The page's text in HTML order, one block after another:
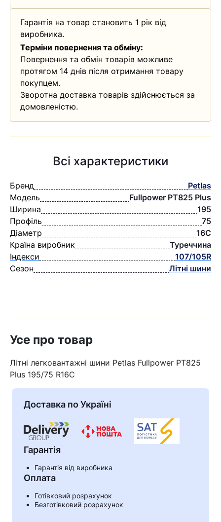
Кошик
У кошику немає товарів.
Гарантія на товар становить 1 рік від
виробника.
Терміни повернення та обміну:
Повернення та обмін товарів можливе
протягом 14 днів після отримання товару
покупцем.
Зворотна доставка товарів здійснюється за
домовленістю.
Всі характеристики
Бренд
Petlas
Модель
Fullpower PT825 Plus
Ширина
195
Профіль
75
Діаметр
16C
Країна виробник
Туреччина
Індекси
107/105R
Сезон
Літні шини
Усе про товар
Літні легковантажні шини Petlas Fullpower PT825
Plus 195/75 R16C
Доставка по Україні
Гарантія
Гарантія від виробника
Оплата
Готівковий розрахунок
Безготівковий розрахунок